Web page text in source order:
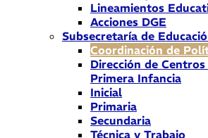
Lineamientos
Acciones DGE
Subsecretaría de
Coordinación de
Dirección de
Primera Infancia
Inicial
Primaria
Secundaria
Técnica y Trabajo